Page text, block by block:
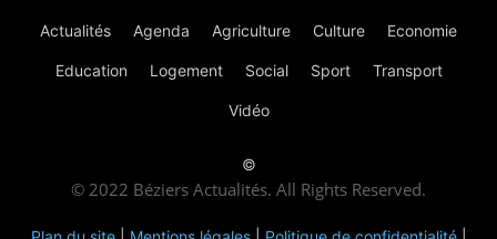
Actualités Agenda Agriculture Culture Economie
Education Logement Social Sport Transport
Vidéo
©
© 2022 Béziers Actualités. All Rights Reserved.